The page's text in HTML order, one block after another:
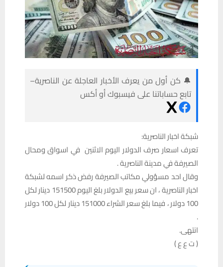
🔔 كن أول من يعرف الأخبار العاجلة عن الناصرية–
تابع حساباتنا على فيسبوك أو أكس
شبكة اخبار الناصرية:
تعرف اسعار صرف الدولار اليوم الاثنين في اسواق ومحال
الصيرفة في مدينة الناصرية .
وقال احد مسؤولي مكاتب الصيرفة رفض ذكر اسمه لشبكة
اخبار الناصرية ، ان سعر بيع الدولار بلغ اليوم 151500 دينار لكل
100 دولار ، فيما بلغ سعر الشراء 151000 دينار لكل 100 دولار
.
انتهى.
( ت ع ع )